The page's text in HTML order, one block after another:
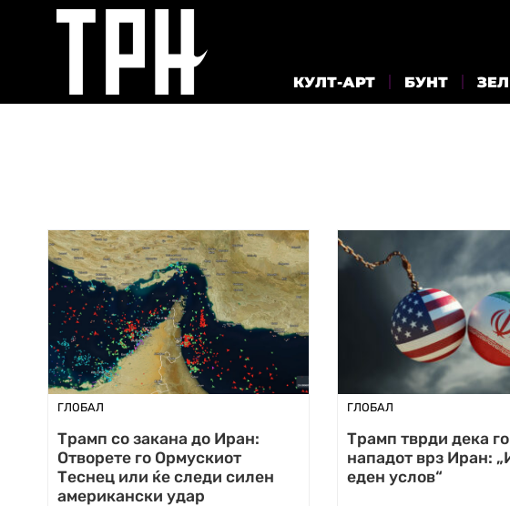
КУЛТ-АРТ БУНТ
ГЛОБАЛ
Трамп со закана до Иран:
Отворете го Ормускиот
Теснец или ќе следи силен
американски удар
ГЛОБАЛ
Трамп тврди дека
нападот врз Иран:
еден услов“